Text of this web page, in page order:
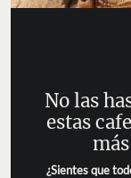
No las
estas
¿Sientes que